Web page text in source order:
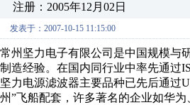
注册：2005年12月02日
发表于：2007-10-15 11:15:00
常州坚力电子有限公司是中国规模与
制造经验。在国内同行业中率先通过
坚力电源滤波器主要品种已先后通过
州”飞船配套，许多著名的企业如华